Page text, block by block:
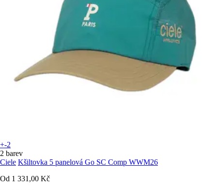
+-2
2 barev
Ciele Kšiltovka 5 panelová Go SC Comp WWM26
Od 1 331,00 Kč